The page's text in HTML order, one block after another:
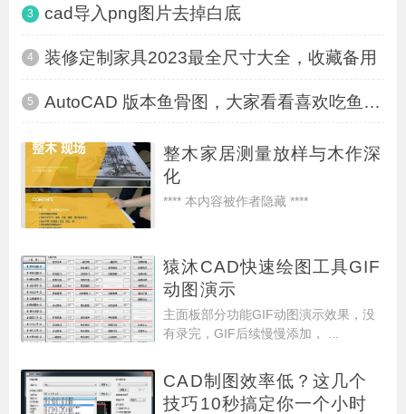
3 cad导入png图片去掉白底
4 装修定制家具2023最全尺寸大全，收藏备用
5 AutoCAD 版本鱼骨图，大家看看喜欢吃鱼的哪
整木家居测量放样与木作深
化
**** 本内容被作者隐藏 ****
猿沐CAD快速绘图工具GIF
动图演示
主面板部分功能GIF动图演示效果，没
有录完，GIF后续慢慢添加， ...
CAD制图效率低？这几个
技巧10秒搞定你一个小时